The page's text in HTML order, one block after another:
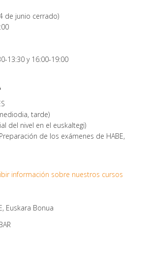
de junio cerrado)
13:30 y 16:00-19:00
tarde)
del nivel en el euskaltegi)
de los exámenes de HABE,
información sobre nuestros cursos
Euskara Bonua